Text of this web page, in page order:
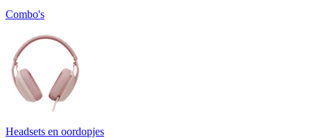
Combo's
Headsets en oordopjes